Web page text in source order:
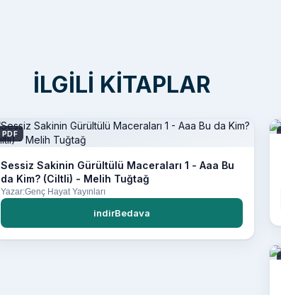
İLGILI KITAPLAR
PDF
Sessiz Sakinin Gürültülü Maceraları 1 - Aaa Bu
da Kim? (Ciltli) - Melih Tuğtağ
Yazar:Genç Hayat Yayınları
indirBedava